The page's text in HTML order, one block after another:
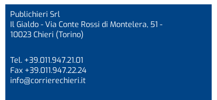
Publichieri Srl
Il Gialdo - Via Conte Rossi di Montelera, 51 -
10023 Chieri (Torino)
Tel. +39.011.947.21.01
Fax +39.011.947.22.24
info@corrierechieri.it